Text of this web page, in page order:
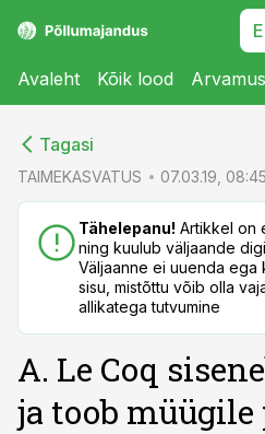
Avaleht Kõik lood
Tagasi
TAIMEKASVATUS 07.03.19, 08:45
Tähelepanu! Artikkel on
ning kuulub väljaande
Väljaanne ei uuenda ega
sisu, mistõttu võib olla
allikatega tutvumine
A. Le Coq
ja toob müügile